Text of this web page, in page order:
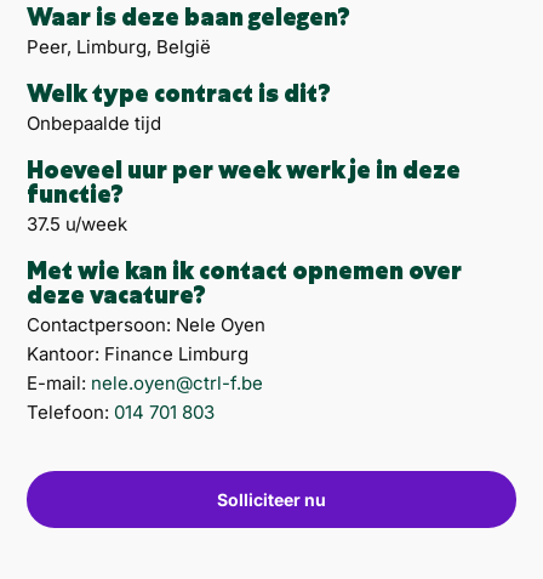
Waar is deze baan gelegen?
Peer, Limburg, België
Welk type contract is dit?
Onbepaalde tijd
Hoeveel uur per week werk je in deze
functie?
37.5 u/week
Met wie kan ik contact opnemen over
deze vacature?
Contactpersoon: Nele Oyen
Kantoor: Finance Limburg
E-mail: nele.oyen@ctrl-f.be
Telefoon: 014 701 803
Solliciteer nu